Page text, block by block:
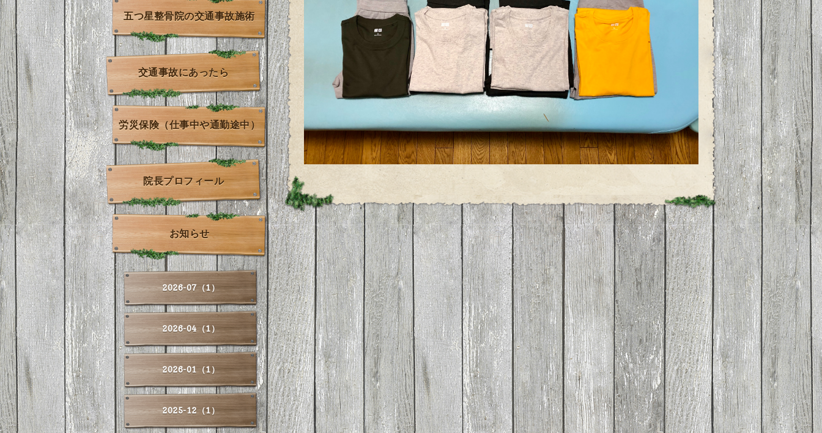
五つ星整骨院の交通事故施術
交通事故にあったら
労災保険（仕事中や通勤途中）
院長プロフィール
お知らせ
2026-07（1）
2026-04（1）
2026-01（1）
2025-12（1）